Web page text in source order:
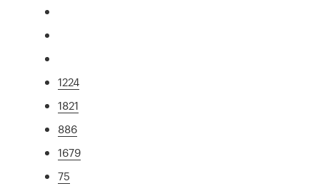
1224
1821
886
1679
75